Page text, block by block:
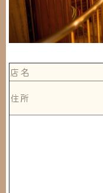
店名
住所